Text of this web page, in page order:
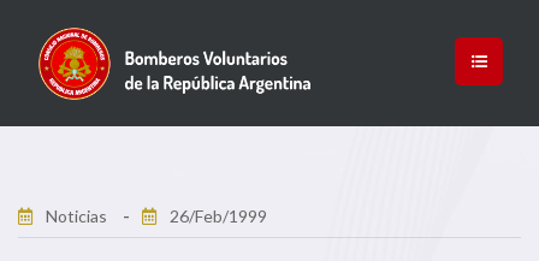
Noticias 26/Feb/1999